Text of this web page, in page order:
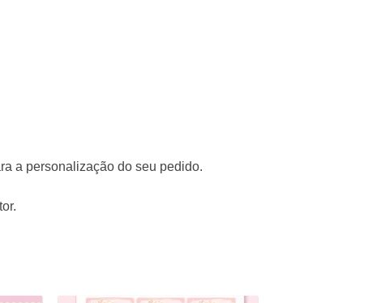
a personalização do seu pedido.